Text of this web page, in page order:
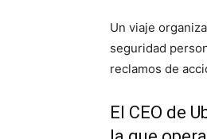
Un viaje
seguridad
reclamos de
El CEO de